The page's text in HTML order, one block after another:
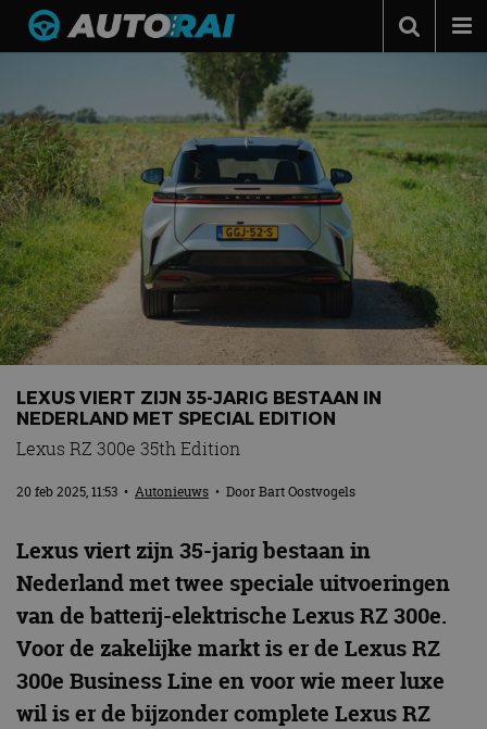
Podcast
Autotests
Automerken
Adverteren
Contact
MotorRAI.nl
LEXUS VIERT ZIJN 35-JARIG BESTAAN IN
NEDERLAND MET SPECIAL EDITION
Lexus RZ 300e 35th Edition
20 feb 2025, 11:53 • Autonieuws • DoorBart Oostvogels
Lexus viert zijn 35-jarig bestaan in
Nederland met twee speciale uitvoeringen
van de batterij-elektrische Lexus RZ 300e.
Voor de zakelijke markt is er de Lexus RZ
300e Business Line en voor wie meer luxe
wil is er de bijzonder complete Lexus RZ